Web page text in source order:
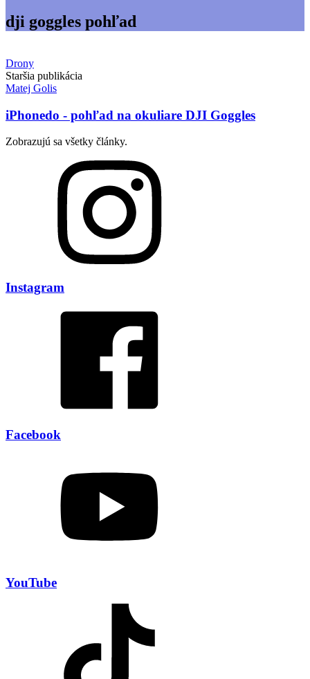
dji goggles pohľad
Drony
Staršia publikácia
Matej Golis
iPhonedo - pohľad na okuliare DJI Goggles
Zobrazujú sa všetky články.
Instagram
Facebook
YouTube